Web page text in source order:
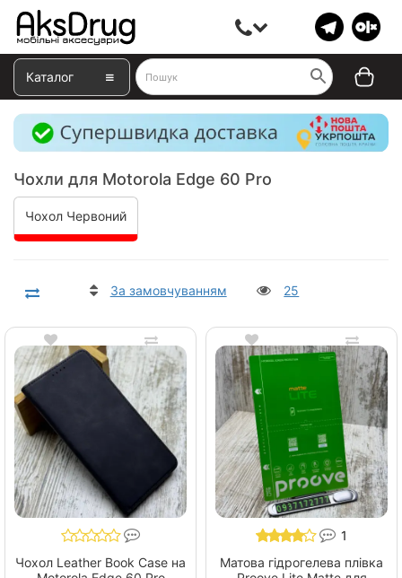
Каталог
Чохли для Motorola Edge 60 Pro
Чохол Червоний
За замовчуванням 25
Чохол Leather Book Case на
1
Матова гідрогелева плівка